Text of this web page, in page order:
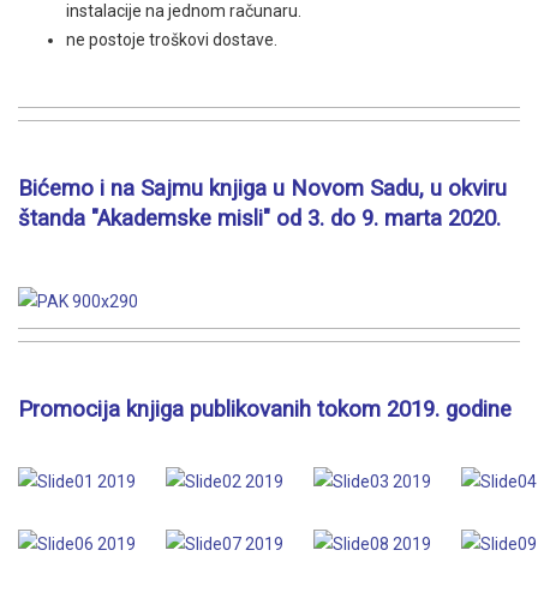
instalacije na jednom računaru.
ne postoje troškovi dostave.
Bićemo i na Sajmu knjiga u Novom Sadu, u okviru
štanda "Akademske misli" od 3. do 9. marta 2020.
Promocija knjiga publikovanih tokom 2019. godine